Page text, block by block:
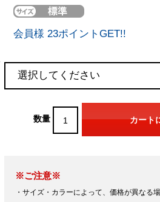
会員様 23ポイントGET!!
数量
※ご注意※
・サイズ・カラーによって、価格が異なる